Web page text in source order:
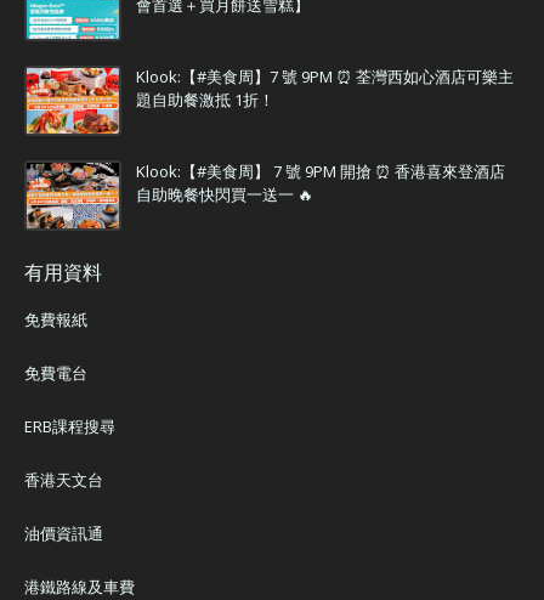
會首選＋買月餅送雪糕】
Klook:【#美食周】7 號 9PM ⏰ 荃灣西如心酒店可樂主
題自助餐激抵 1折！
Klook:【#美食周】 7 號 9PM 開搶 ⏰ 香港喜來登酒店
自助晚餐快閃買一送一 🔥
有用資料
免費報紙
免費電台
ERB課程搜尋
香港天文台
油價資訊通
港鐵路線及車費